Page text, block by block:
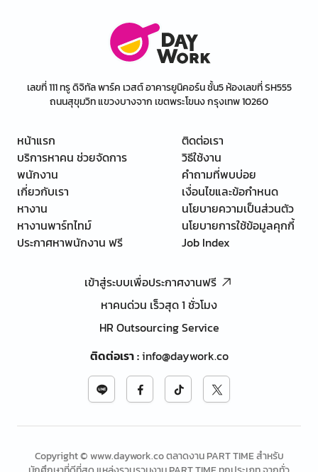
เลขที่ 111 ทรู ดิจิทัล พาร์ค เวสต์ อาคารยูนิคอร์น ชั้น5 ห้องเลขที่ SH555
ถนนสุขุมวิท แขวงบางจาก เขตพระโขนง กรุงเทพ 10260
หน้าแรก
บริการหาคน ช่วยจัดการ
พนักงาน
เกี่ยวกับเรา
หางาน
หางานพาร์ทไทม์
ประกาศหาพนักงาน ฟรี
ติดต่อเรา
วิธีใช้งาน
คำถามที่พบบ่อย
เงื่อนไขและข้อกำหนด
นโยบายความเป็นส่วนตัว
นโยบายการใช้ข้อมูลคุกกี้
Job Index
เข้าสู่ระบบเพื่อประกาศงานฟรี
หาคนด่วน เร็วสุด 1 ชั่วโมง
HR Outsourcing Service
ติดต่อเรา:info@daywork.co
Copyright © www.daywork.co ตลาดงาน PART TIME สำหรับ